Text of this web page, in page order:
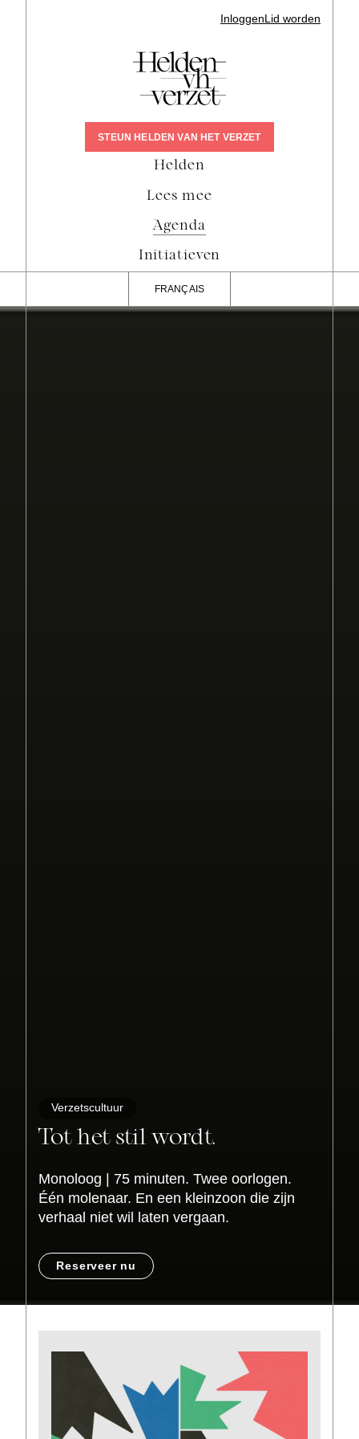
STEUN HELDEN VAN HET VERZET
Inloggen Lid worden
Helden
Lees mee
Agenda
Initiatieven
FRANÇAIS
Verzetscultuur
Tot het stil wordt.
Monoloog | 75 minuten. Twee oorlogen.
Één molenaar. En een kleinzoon die zijn
verhaal niet wil laten vergaan.
Reserveer nu